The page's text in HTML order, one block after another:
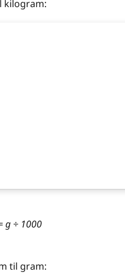
kilogram:
g ÷ 1000
til gram: